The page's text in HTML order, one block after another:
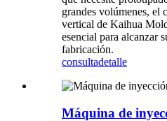
grandes volúmenes, el
vertical de Kaihua
esencial para alcanzar
fabricación.
consultadetalle
Máquina de